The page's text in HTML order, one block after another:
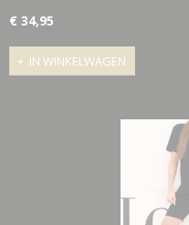
€ 34,95
IN WINKELWAGEN